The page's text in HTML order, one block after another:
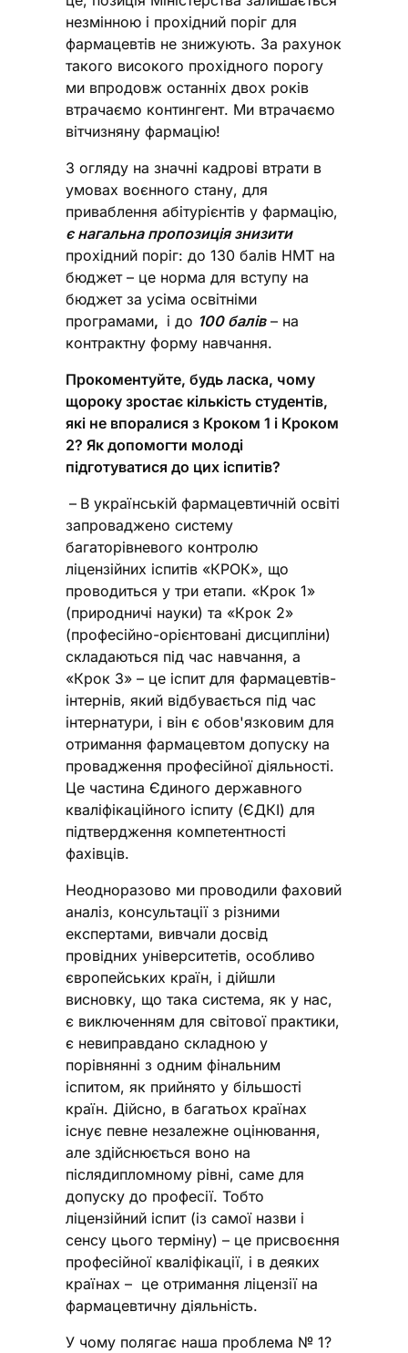
незмінною і прохідний поріг для
фармацевтів не знижують. За рахунок
такого високого прохідного порогу
ми впродовж останніх двох років
втрачаємо контингент. Ми втрачаємо
вітчизняну фармацію!
З огляду на значні кадрові втрати в
умовах воєнного стану, для
приваблення абітурієнтів у фармацію,
є нагальна пропозиція знизити
прохідний поріг: до 130 балів НМТ на
бюджет – це норма для вступу на
бюджет за усіма освітніми
програмами, і до 100 балів– на
контрактну форму навчання.
Прокоментуйте, будь ласка, чому
щороку зростає кількість студентів,
які не впоралися з Кроком 1 і Кроком
2? Як допомогти молоді
підготуватися до цих іспитів?
– В українській фармацевтичній освіті
запроваджено систему
багаторівневого контролю
ліцензійних іспитів «КРОК», що
проводиться у три етапи. «Крок 1»
(природничі науки) та «Крок 2»
(професійно-орієнтовані дисципліни)
складаються під час навчання, а
«Крок 3» – це іспит для фармацевтів-
інтернів, який відбувається під час
інтернатури, і він є обов'язковим для
отримання фармацевтом допуску на
провадження професійної діяльності.
Це частина Єдиного державного
кваліфікаційного іспиту (ЄДКІ) для
підтвердження компетентності
фахівців.
Неодноразово ми проводили фаховий
аналіз, консультації з різними
експертами, вивчали досвід
провідних університетів, особливо
європейських країн, і дійшли
висновку, що така система, як у нас,
є виключенням для світової практики,
є невиправдано складною у
порівнянні з одним фінальним
іспитом, як прийнято у більшості
країн. Дійсно, в багатьох країнах
існує певне незалежне оцінювання,
але здійснюється воно на
післядипломному рівні, саме для
допуску до професії. Тобто
ліцензійний іспит (із самої назви і
сенсу цього терміну) – це присвоєння
професійної кваліфікації, і в деяких
країнах – це отримання ліцензії на
фармацевтичну діяльність.
У чому полягає наша проблема № 1?